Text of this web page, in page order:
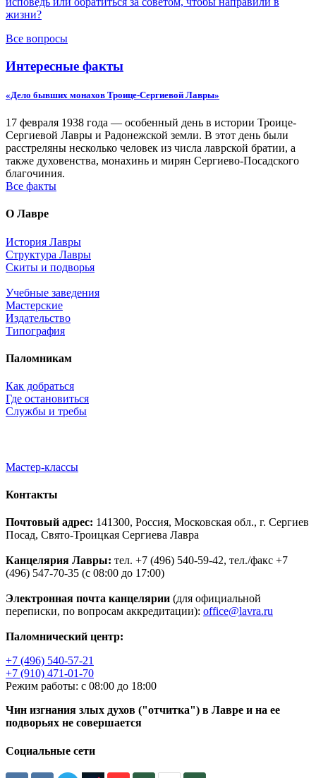
жизни?
Все вопросы
Интересные факты
«Дело бывших монахов Троице-Сергиевой Лавры»
17 февраля 1938 года — особенный день в истории Троице-
Сергиевой Лавры и Радонежской земли. В этот день были
расстреляны несколько человек из числа лаврской братии, а
также духовенства, монахинь и мирян Сергиево-Посадского
благочиния.
Все факты
О Лавре
История Лавры
Структура Лавры
Скиты и подворья
Учебные заведения
Мастерские
Издательство
Типография
Паломникам
Как добраться
Где остановиться
Службы и требы
Мастер-классы
Контакты
Почтовый адрес: 141300, Россия, Московская обл., г. Сергиев
Посад, Свято-Троицкая Сергиева Лавра
Канцелярия Лавры: тел. +7 (496) 540-59-42, тел./факс +7
(496) 547-70-35 (с 08:00 до 17:00)
Электронная почта канцелярии (для официальной
переписки, по вопросам аккредитации): office@lavra.ru
Паломнический центр:
+7 (496) 540-57-21
+7 (910) 471-01-70
Режим работы: с 08:00 до 18:00
Чин изгнания злых духов ("отчитка") в Лавре и на ее
подворьях не совершается
Социальные сети